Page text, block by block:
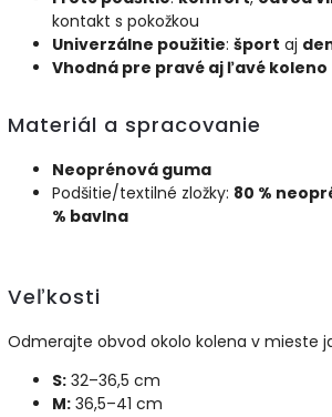
kontakt s pokožkou
Univerzálne použitie: šport aj
Vhodná pre pravé aj ľavé koleno
Materiál a spracovanie
Neoprénová guma
Podšitie/textilné zložky: 80 %
% bavlna
Veľkosti
Odmerajte obvod okolo kolena v mieste
S: 32–36,5 cm
M: 36,5–41 cm